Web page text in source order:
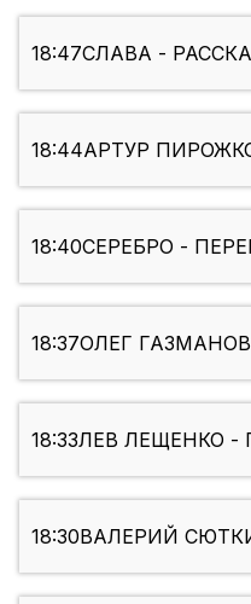
18:47СЛАВА -
18:44АРТУР
18:40СЕРЕБРО -
18:37ОЛЕГ
18:33ЛЕВ ЛЕЩЕНКО -
18:30ВАЛЕРИЙ